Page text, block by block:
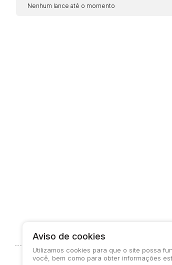
Nenhum lance até o momento
© 2026-present - Todos os direitos
Aviso de cookies
Utilizamos cookies para que o site possa
você, bem como para obter informações